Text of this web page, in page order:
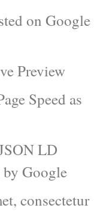
on Google
Preview
Speed as
LD
Google
consectetur